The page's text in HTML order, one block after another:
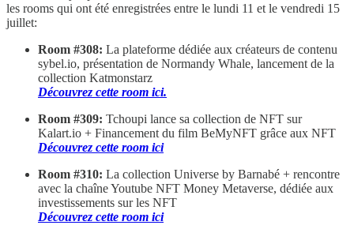
les rooms qui ont été enregistrées entre le lundi 11 et le vendredi 15
juillet:
Room #308: La plateforme dédiée aux créateurs de contenu
sybel.io, présentation de Normandy Whale, lancement de la
collection Katmonstarz
Découvrez cette room ici.
Room #309: Tchoupi lance sa collection de NFT sur
Kalart.io + Financement du film BeMyNFT grâce aux NFT
Découvrez cette room ici
Room #310: La collection Universe by Barnabé + rencontre
avec la chaîne Youtube NFT Money Metaverse, dédiée aux
investissements sur les NFT
Découvrez cette room ici